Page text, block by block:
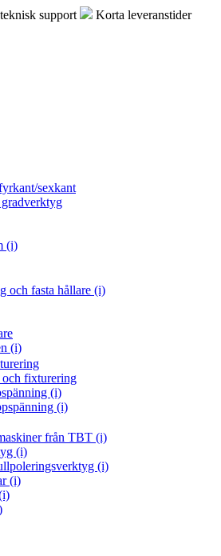
support
Korta leveranstider
sexkant
(i)
och fasta hållare (i)
(i)
och fixturering
(i)
(i)
från TBT (i)
(i)
(i)
(i)